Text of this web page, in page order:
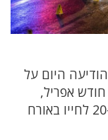
היום על
אפריל,
ובמסגרתו נפצע תושב העיר בשנות ה-20 לחייו באורח